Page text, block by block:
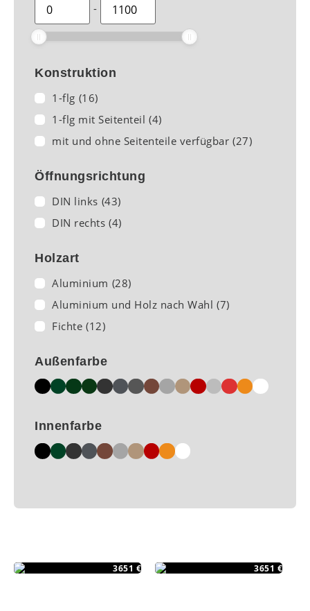
-
Konstruktion
1-flg (16)
1-flg mit Seitenteil (4)
mit und ohne Seitenteile verfügbar (27)
Öffnungsrichtung
DIN links (43)
DIN rechts (4)
Holzart
Aluminium (28)
Aluminium und Holz nach Wahl (7)
Fichte (12)
Außenfarbe
Innenfarbe
3651 € 3651 €